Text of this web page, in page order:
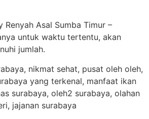
Asal Sumba Timur –
untuk waktu tertentu, akan
jumlah.